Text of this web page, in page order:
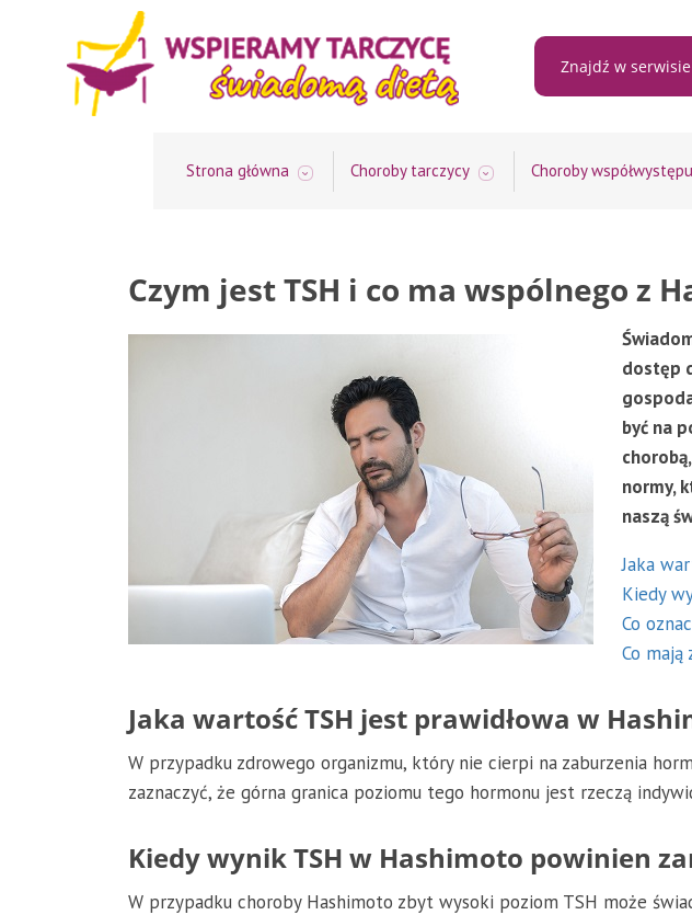
Strona główna Choroby tarczycy Choroby
Czym jest TSH i co ma wspólnego z
dostęp
być na
normy,
naszą
Jaka
Kiedy
Co
Co
Jaka wartość TSH jest prawidłowa w
W przypadku zdrowego organizmu, który nie cierpi na zaburzenia
zaznaczyć, że górna granica poziomu tego hormonu jest rzeczą
Kiedy wynik TSH w Hashimoto powinien
W przypadku choroby Hashimoto zbyt wysoki poziom TSH może